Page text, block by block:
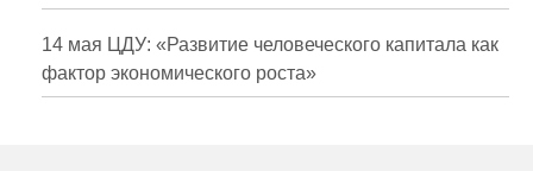
Проблемы прогнозирования
О журнале
14 мая ЦДУ: «Развитие человеческого капитала как
фактор экономического роста»